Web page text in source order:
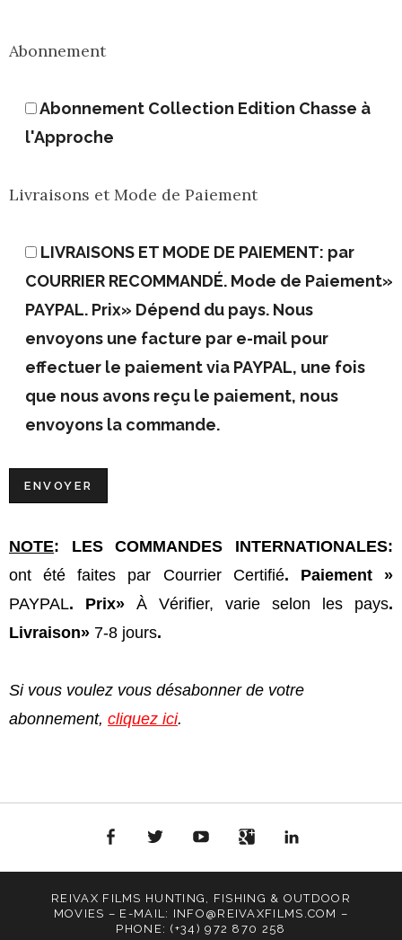
Abonnement
Abonnement Collection Edition Chasse à
l'Approche
Livraisons et Mode de Paiement
LIVRAISONS ET MODE DE PAIEMENT: par
COURRIER RECOMMANDÉ. Mode de Paiement»
PAYPAL. Prix» Dépend du pays. Nous
envoyons une facture par e-mail pour
effectuer le paiement via PAYPAL, une fois
que nous avons reçu le paiement, nous
envoyons la commande.
NOTE: LES COMMANDES INTERNATIONALES:
ont été faites
par Courrier Certifié. Paiement »
PAYPAL. Prix» À Vérifier, varie selon les pays.
Livraison» 7-8 jours.
Si vous voulez vous désabonner de votre
abonnement, cliquez ici.
FACEBOOKTWITTERYOUTUBEGOOGLE
PLUS
REIVAX FILMS HUNTING, FISHING & OUTDOOR
MOVIES – E-MAIL: INFO@REIVAXFILMS.COM –
PHONE: (+34) 972 870 258